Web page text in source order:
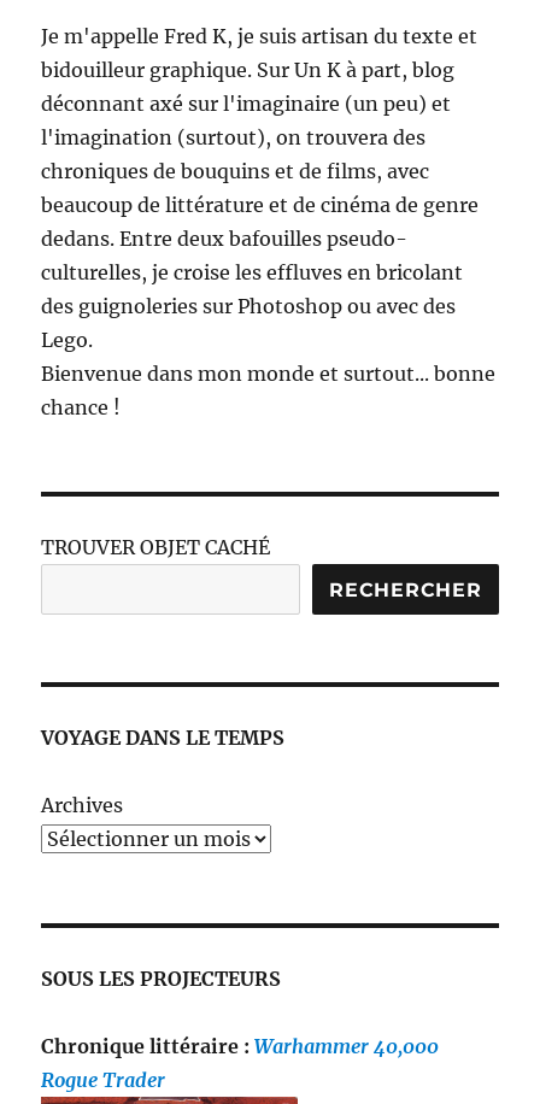
Je m'appelle Fred K, je suis artisan du texte et
bidouilleur graphique. Sur Un K à part, blog
déconnant axé sur l'imaginaire (un peu) et
l'imagination (surtout), on trouvera des
chroniques de bouquins et de films, avec
beaucoup de littérature et de cinéma de genre
dedans. Entre deux bafouilles pseudo-
culturelles, je croise les effluves en bricolant
des guignoleries sur Photoshop ou avec des
Lego.
Bienvenue dans mon monde et surtout... bonne
chance !
TROUVER OBJET CACHÉ
RECHERCHER
VOYAGE DANS LE TEMPS
Archives
SOUS LES PROJECTEURS
Chronique littéraire :Warhammer 40,000
Rogue Trader